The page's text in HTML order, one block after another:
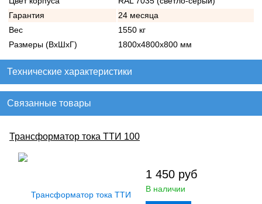
Гарантия
24 месяца
Вес
1550 кг
Размеры (ВхШхГ)
1800х4800х800 мм
Технические характеристики
Связанные товары
Трансформатор тока ТТИ 100
1 450 руб
В наличии